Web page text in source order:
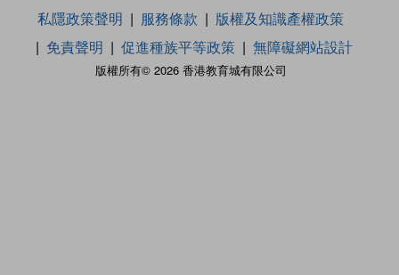
版權所有© 2026 香港教育城有限公司
私隱政策聲明 服務條款
版權及知識產權政策
免責聲明
促進種族平等政策 無障礙網站設計